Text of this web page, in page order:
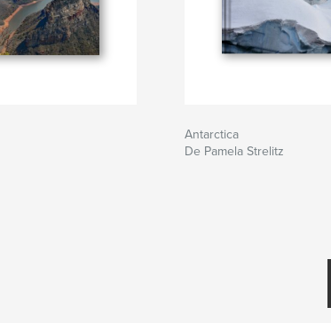
Antarctica
De Pamela Strelitz